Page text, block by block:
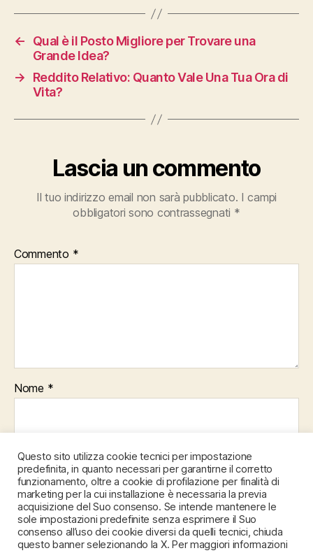
←
Qual è il Posto Migliore per Trovare una
Grande Idea?
→
Reddito Relativo: Quanto Vale Una Tua Ora di
Vita?
Lascia un commento
Il tuo indirizzo email non sarà pubblicato. I campi
obbligatori sono contrassegnati *
Commento *
Nome *
Email*
Sito web
Questo sito utilizza cookie tecnici per impostazione
predefinita, in quanto necessari per garantirne il corretto
funzionamento, oltre a cookie di profilazione per finalità di
marketing per la cui installazione è necessaria la previa
acquisizione del Suo consenso. Se intende mantenere le
sole impostazioni predefinite senza esprimere il Suo
consenso all’uso dei cookie diversi da quelli tecnici, chiuda
questo banner selezionando la X. Per maggiori informazioni